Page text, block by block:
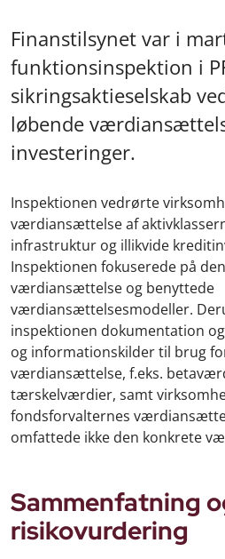
Finanstilsynet var i
funktionsinspektion i
sikringsaktieselskab
løbende
investeringer.
Inspektionen vedrørte
værdiansættelse af
infrastruktur og illikvide
Inspektionen fokuserede på
værdiansættelse og benyttede
værdiansættelsesmodeller.
inspektionen dokumentation
og informationskilder til brug
værdiansættelse, f.eks.
tærskelværdier, samt
fondsforvalternes
omfattede ikke den konkrete
Sammenfatning
risikovurdering